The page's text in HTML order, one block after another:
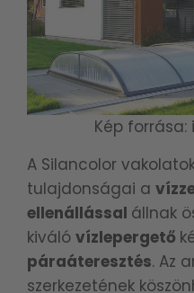
Kép
A Silancolor
tulajdonságai a
ellenállással állnak
kiváló vízlepergető
páraáteresztés. Az
szerkezetének